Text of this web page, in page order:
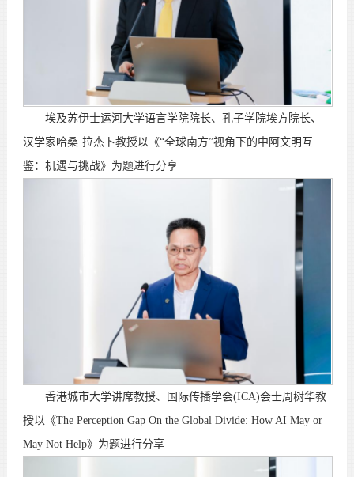
埃及苏伊士运河大学语言学院院长、孔子学院埃方院长、
汉学家哈桑·拉杰卜教授以《“全球南方”视角下的中阿文明互
鉴：机遇与挑战》为题进行分享
香港城市大学讲席教授、国际传播学会(ICA)会士周树华教
授以《The Perception Gap On the Global Divide: How AI May or
May Not Help》为题进行分享